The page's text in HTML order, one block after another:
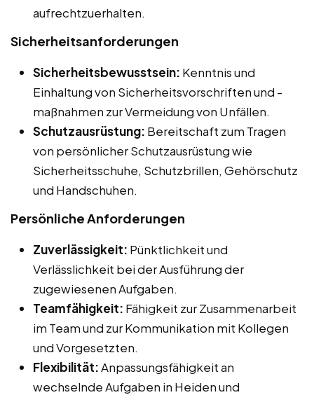
aufrechtzuerhalten.
Sicherheitsanforderungen
Sicherheitsbewusstsein: Kenntnis und
Einhaltung von Sicherheitsvorschriften und -
maßnahmen zur Vermeidung von Unfällen.
Schutzausrüstung: Bereitschaft zum Tragen
von persönlicher Schutzausrüstung wie
Sicherheitsschuhe, Schutzbrillen, Gehörschutz
und Handschuhen.
Persönliche Anforderungen
Zuverlässigkeit: Pünktlichkeit und
Verlässlichkeit bei der Ausführung der
zugewiesenen Aufgaben.
Teamfähigkeit: Fähigkeit zur Zusammenarbeit
im Team und zur Kommunikation mit Kollegen
und Vorgesetzten.
Flexibilität:Anpassungsfähigkeit an
wechselnde Aufgaben in Heiden und